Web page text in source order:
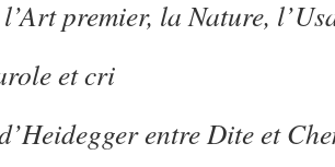
premier, la Nature,
et cri
entre Dite et